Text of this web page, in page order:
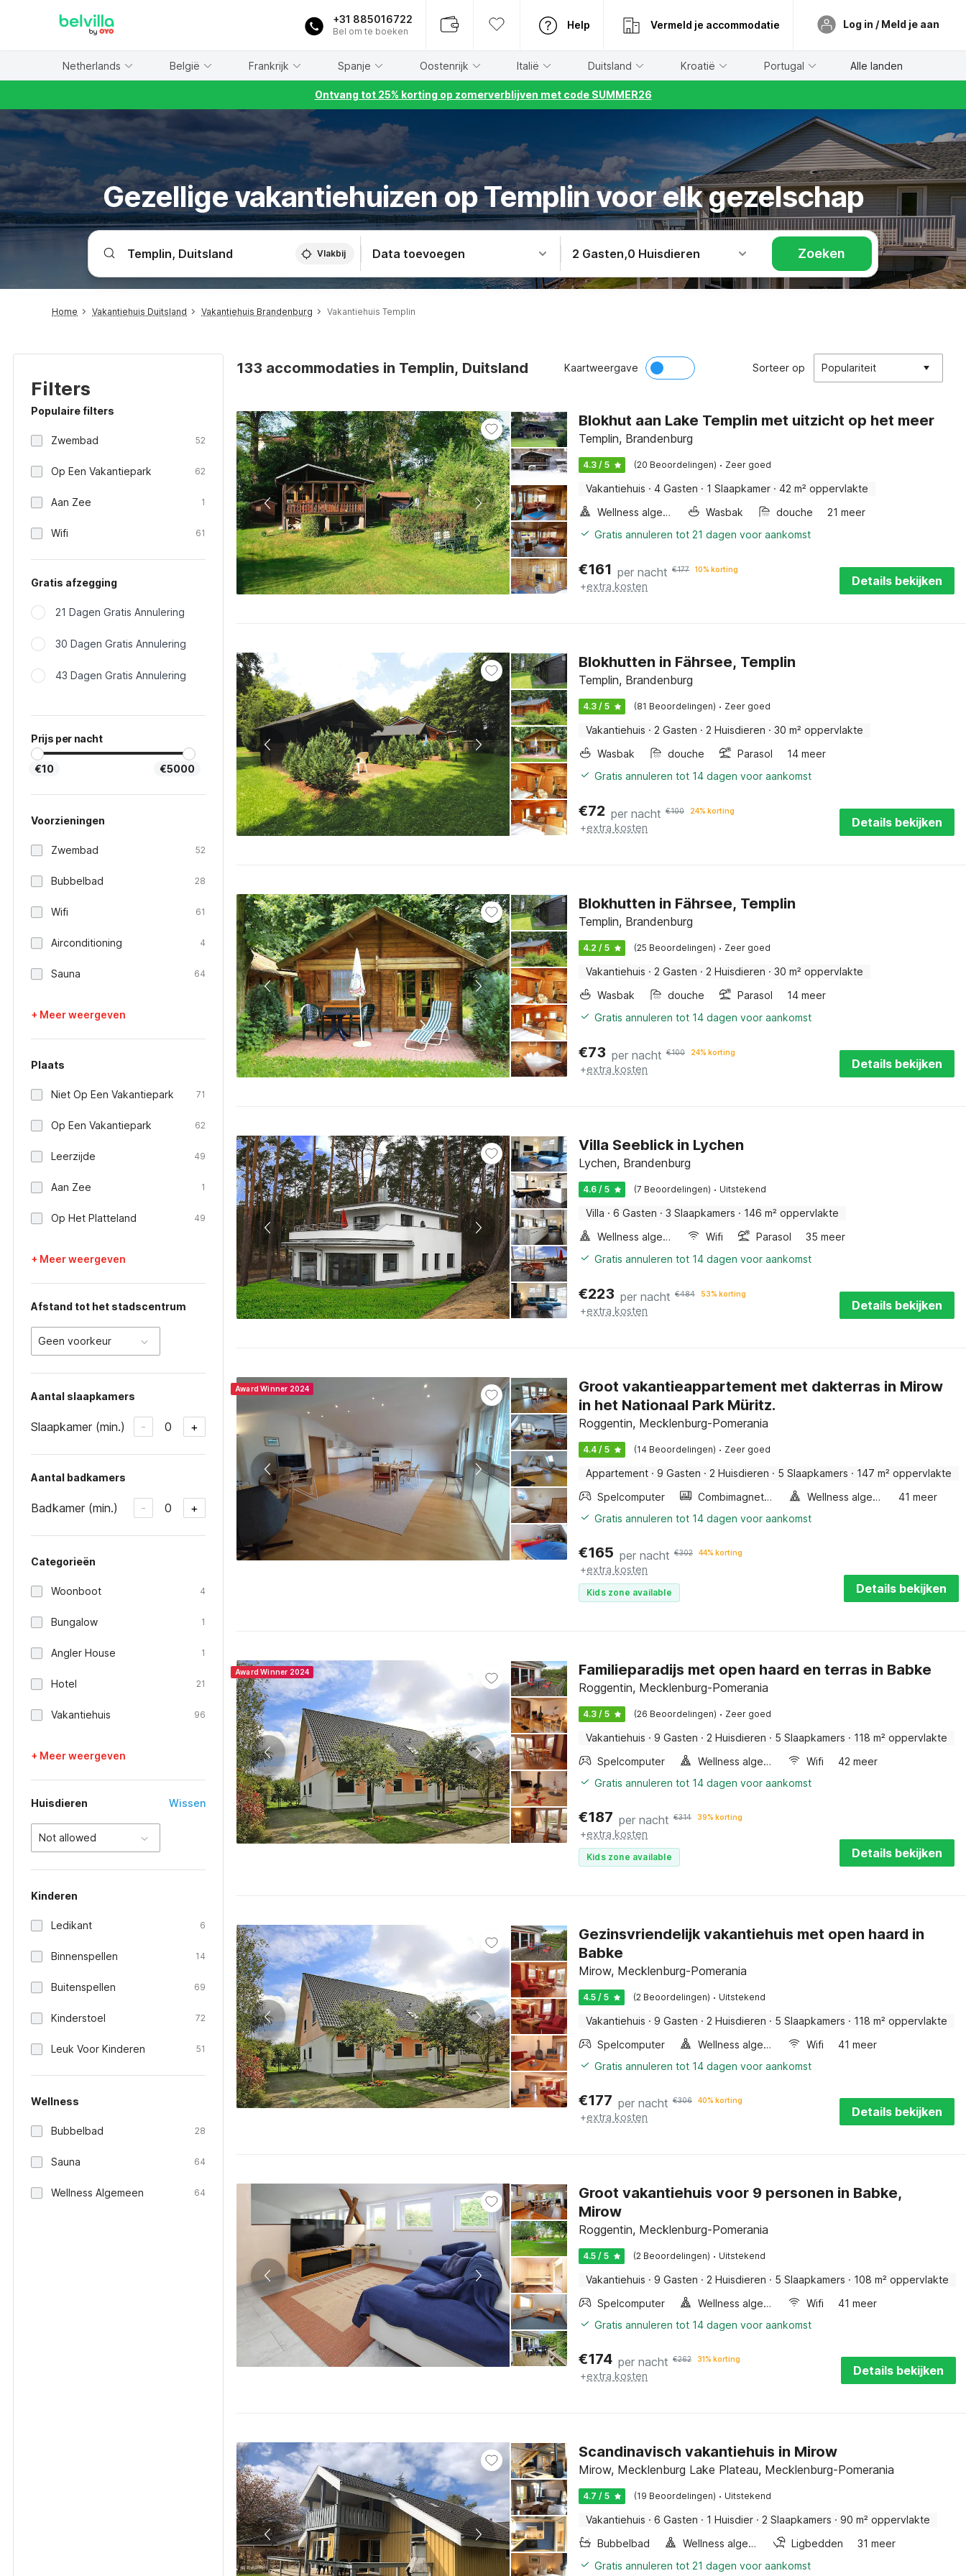
+31 885016722
Bel om te boeken
Help Vermeld je accommodatie Log in / Meld je aan
Netherlands België Frankrijk Spanje Oostenrijk Italië Duitsland Kroatië Portugal Alle landen
Ontvang tot 25% korting op zomerverblijven met code SUMMER26
Gezellige vakantiehuizen op Templin voor elk gezelschap
Vlakbij Data toevoegen 2 Gasten,0 Huisdieren Zoeken
Home Vakantiehuis Duitsland Vakantiehuis Brandenburg Vakantiehuis Templin
Filters
Populaire filters
Zwembad 52
Op Een Vakantiepark 62
Aan Zee 1
Wifi 61
Gratis afzegging
21 Dagen Gratis Annulering
30 Dagen Gratis Annulering
43 Dagen Gratis Annulering
Prijs per nacht
€10 €5000
Voorzieningen
Zwembad 52
Bubbelbad 28
Wifi 61
Airconditioning 4
Sauna 64
+ Meer weergeven
Plaats
Niet Op Een Vakantiepark 71
Op Een Vakantiepark 62
Leerzijde 49
Aan Zee 1
Op Het Platteland 49
+ Meer weergeven
Afstand tot het stadscentrum
Geen voorkeur
Aantal slaapkamers
Slaapkamer (min.) - 0 +
Aantal badkamers
Badkamer (min.) - 0 +
Categorieën
Woonboot 4
Bungalow 1
Angler House 1
Hotel 21
Vakantiehuis 96
+ Meer weergeven
Huisdieren Wissen
Not allowed
Kinderen
Ledikant 6
Binnenspellen 14
Buitenspellen 69
Kinderstoel 72
Leuk Voor Kinderen 51
Wellness
Bubbelbad 28
Sauna 64
Wellness Algemeen 64
133 accommodaties in Templin, Duitsland Kaartweergave Sorteer op Populariteit
Blokhut aan Lake Templin met uitzicht op het meer
Templin, Brandenburg
4.3 / 5 (20 Beoordelingen) · Zeer goed
Vakantiehuis · 4 Gasten · 1 Slaapkamer · 42 m² oppervlakte
Wellness algemeen
Wasbak douche
21 meer
Gratis annuleren tot 21 dagen voor aankomst
€161 per nacht €177 10% korting
+extra kosten Details bekijken
Blokhutten in Fährsee, Templin
Templin, Brandenburg
4.3 / 5 (81 Beoordelingen) · Zeer goed
Vakantiehuis · 2 Gasten · 2 Huisdieren · 30 m² oppervlakte
Wasbak
douche Parasol
14 meer
Gratis annuleren tot 14 dagen voor aankomst
€72 per nacht €100 24% korting
+extra kosten Details bekijken
Blokhutten in Fährsee, Templin
Templin, Brandenburg
4.2 / 5 (25 Beoordelingen) · Zeer goed
Vakantiehuis · 2 Gasten · 2 Huisdieren · 30 m² oppervlakte
Wasbak
douche Parasol
14 meer
Gratis annuleren tot 14 dagen voor aankomst
€73 per nacht €100 24% korting
+extra kosten Details bekijken
Villa Seeblick in Lychen
Lychen, Brandenburg
4.6 / 5 (7 Beoordelingen) · Uitstekend
Villa · 6 Gasten · 3 Slaapkamers · 146 m² oppervlakte
Wellness algemeen
Wifi Parasol
35 meer
Gratis annuleren tot 14 dagen voor aankomst
€223 per nacht €484 53% korting
+extra kosten Details bekijken
Award Winner 2024
Groot vakantieappartement met dakterras in Mirow
in het Nationaal Park Müritz.
Roggentin, Mecklenburg-Pomerania
4.4 / 5 (14 Beoordelingen) · Zeer goed
Appartement · 9 Gasten · 2 Huisdieren · 5 Slaapkamers · 147 m² oppervlakte
Spelcomputer
Combimagnetron Wellness algemeen
41 meer
Gratis annuleren tot 14 dagen voor aankomst
€165 per nacht €302 44% korting
+extra kosten
Kids zone available Details bekijken
Award Winner 2024 Familieparadijs met open haard en terras in Babke
Roggentin, Mecklenburg-Pomerania
4.3 / 5 (26 Beoordelingen) · Zeer goed
Vakantiehuis · 9 Gasten · 2 Huisdieren · 5 Slaapkamers · 118 m² oppervlakte
Spelcomputer
Wellness algemeen Wifi
42 meer
Gratis annuleren tot 14 dagen voor aankomst
€187 per nacht €314 39% korting
+extra kosten
Kids zone available Details bekijken
Gezinsvriendelijk vakantiehuis met open haard in
Babke
Mirow, Mecklenburg-Pomerania
4.5 / 5 (2 Beoordelingen) · Uitstekend
Vakantiehuis · 9 Gasten · 2 Huisdieren · 5 Slaapkamers · 118 m² oppervlakte
Spelcomputer
Wellness algemeen Wifi
41 meer
Gratis annuleren tot 14 dagen voor aankomst
€177 per nacht €306 40% korting
+extra kosten Details bekijken
Groot vakantiehuis voor 9 personen in Babke,
Mirow
Roggentin, Mecklenburg-Pomerania
4.5 / 5 (2 Beoordelingen) · Uitstekend
Vakantiehuis · 9 Gasten · 2 Huisdieren · 5 Slaapkamers · 108 m² oppervlakte
Spelcomputer
Wellness algemeen Wifi
41 meer
Gratis annuleren tot 14 dagen voor aankomst
€174 per nacht €262 31% korting
+extra kosten Details bekijken
Scandinavisch vakantiehuis in Mirow
Mirow, Mecklenburg Lake Plateau, Mecklenburg-Pomerania
4.7 / 5 (19 Beoordelingen) · Uitstekend
Vakantiehuis · 6 Gasten · 1 Huisdier · 2 Slaapkamers · 90 m² oppervlakte
Bubbelbad
Wellness algemeen Ligbedden
31 meer
Gratis annuleren tot 21 dagen voor aankomst